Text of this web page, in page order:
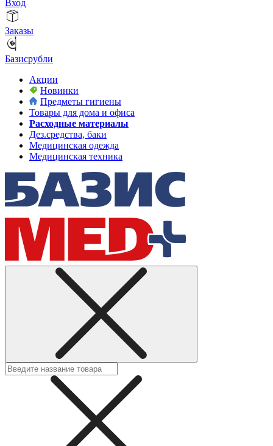
Вход
Заказы
Базисрубли
Акции
Новинки
Предметы гигиены
Товары для дома и офиса
Расходные материалы
Дез.средства, баки
Медицинская одежда
Медицинская техника